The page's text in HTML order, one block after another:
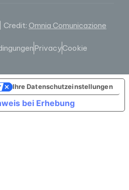
Credit: Omnia Comunicazione
PrivacyCookie
bei Erhebung
Ihre Datenschutzeinstellungen